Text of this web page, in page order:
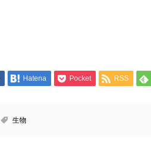
Hatena Pocket RSS
生物